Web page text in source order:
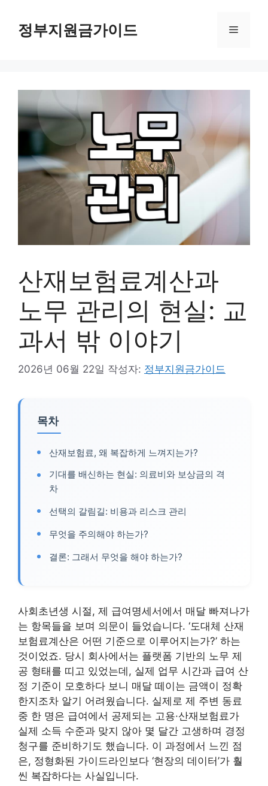
정부지원금가이드 메
산재보험료계산과
노무 관리의 현실: 교
과서 밖 이야기
2026년 06월 22일 작성자: 정부지원금가이드
목차
산재보험료, 왜 복잡하게 느껴지는가?
기대를 배신하는 현실: 의료비와 보상금의 격
차
선택의 갈림길: 비용과 리스크 관리
무엇을 주의해야 하는가?
결론: 그래서 무엇을 해야 하는가?
사회초년생 시절, 제 급여명세서에서 매달 빠져나가
는 항목들을 보며 의문이 들었습니다. ‘도대체 산재
보험료계산은 어떤 기준으로 이루어지는가?’ 하는
것이었죠. 당시 회사에서는 플랫폼 기반의 노무 제
공 형태를 띠고 있었는데, 실제 업무 시간과 급여 산
정 기준이 모호하다 보니 매달 떼이는 금액이 정확
한지조차 알기 어려웠습니다. 실제로 제 주변 동료
중 한 명은 급여에서 공제되는 고용·산재보험료가
실제 소득 수준과 맞지 않아 몇 달간 고생하며 경정
청구를 준비하기도 했습니다. 이 과정에서 느낀 점
은, 정형화된 가이드라인보다 ‘현장의 데이터’가 훨
씬 복잡하다는 사실입니다.